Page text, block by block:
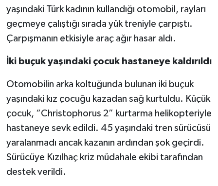
yaşındaki Türk kadının kullandığı otomobil, rayları
geçmeye çalıştığı sırada yük treniyle çarpıştı.
Çarpışmanın etkisiyle araç ağır hasar aldı.
İki buçuk yaşındaki çocuk hastaneye kaldırıldı
Otomobilin arka koltuğunda bulunan iki buçuk
yaşındaki kız çocuğu kazadan sağ kurtuldu. Küçük
çocuk, “Christophorus 2” kurtarma helikopteriyle
hastaneye sevk edildi. 45 yaşındaki tren sürücüsü
yaralanmadı ancak kazanın ardından şok geçirdi.
Sürücüye Kızılhaç kriz müdahale ekibi tarafından
destek verildi.